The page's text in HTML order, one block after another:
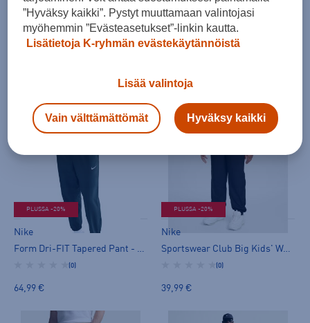
PLUSSA -20%
Nike
PLUSSA -20%
Nike
64,99 €
PLUSSA -20%
Nike
(0)
64,99 €
PLUSSA -20%
Nike
Sportswear Club Big Kids' Woven Joggers - tuulihousut
(0)
39,99 €
”Hyväksy kaikki”. Pystyt muuttamaan valintojasi
myöhemmin ”Evästeasetukset”-linkin kautta.
Lisätietoja K-ryhmän evästekäytännöistä
Lisää valintoja
Vain välttämättömät Hyväksy kaikki